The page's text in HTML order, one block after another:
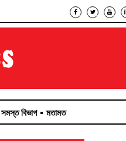
সমস্ত বিভাগ মতামত